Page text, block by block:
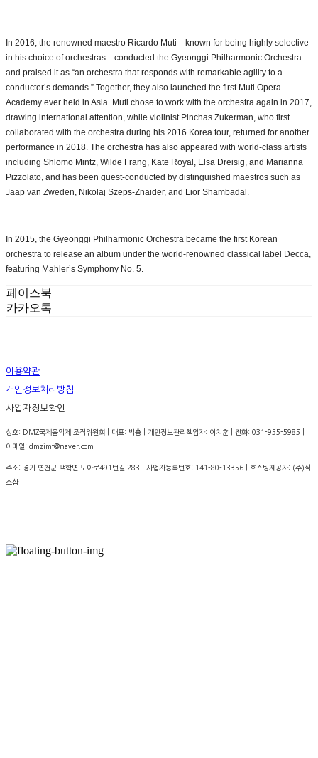
In 2016, the renowned maestro Ricardo Muti—known for being highly selective
in his choice of orchestras—conducted the Gyeonggi Philharmonic Orchestra
and praised it as “an orchestra that responds with remarkable agility to a
conductor’s demands.” Together, they also launched the first Muti Opera
Academy ever held in Asia. Muti chose to work with the orchestra again in 2017,
drawing international attention, while violinist Pinchas Zukerman, who first
collaborated with the orchestra during his 2016 Korea tour, returned for another
performance in 2018. The orchestra has also appeared with world-class artists
including Shlomo Mintz, Wilde Frang, Kate Royal, Elsa Dreisig, and Marianna
Pizzolato, and has been guest-conducted by distinguished maestros such as
Jaap van Zweden, Nikolaj Szeps-Znaider, and Lior Shambadal.
In 2015, the Gyeonggi Philharmonic Orchestra became the first Korean
orchestra to release an album under the world-renowned classical label Decca,
featuring Mahler’s Symphony No. 5.
페이스북
카카오톡
이용약관
개인정보처리방침
사업자정보확인
상호: DMZ국제음악제 조직위원회 | 대표: 박충 | 개인정보관리책임자: 이치훈 | 전화: 031-955-5985 |
이메일: dmzimf@naver.com
주소: 경기 연천군 백학면 노아로491번길 283 | 사업자등록번호: 141-80-13356 | 호스팅제공자: (주)식
스샵